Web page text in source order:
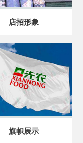
店招形象
旗帜展示